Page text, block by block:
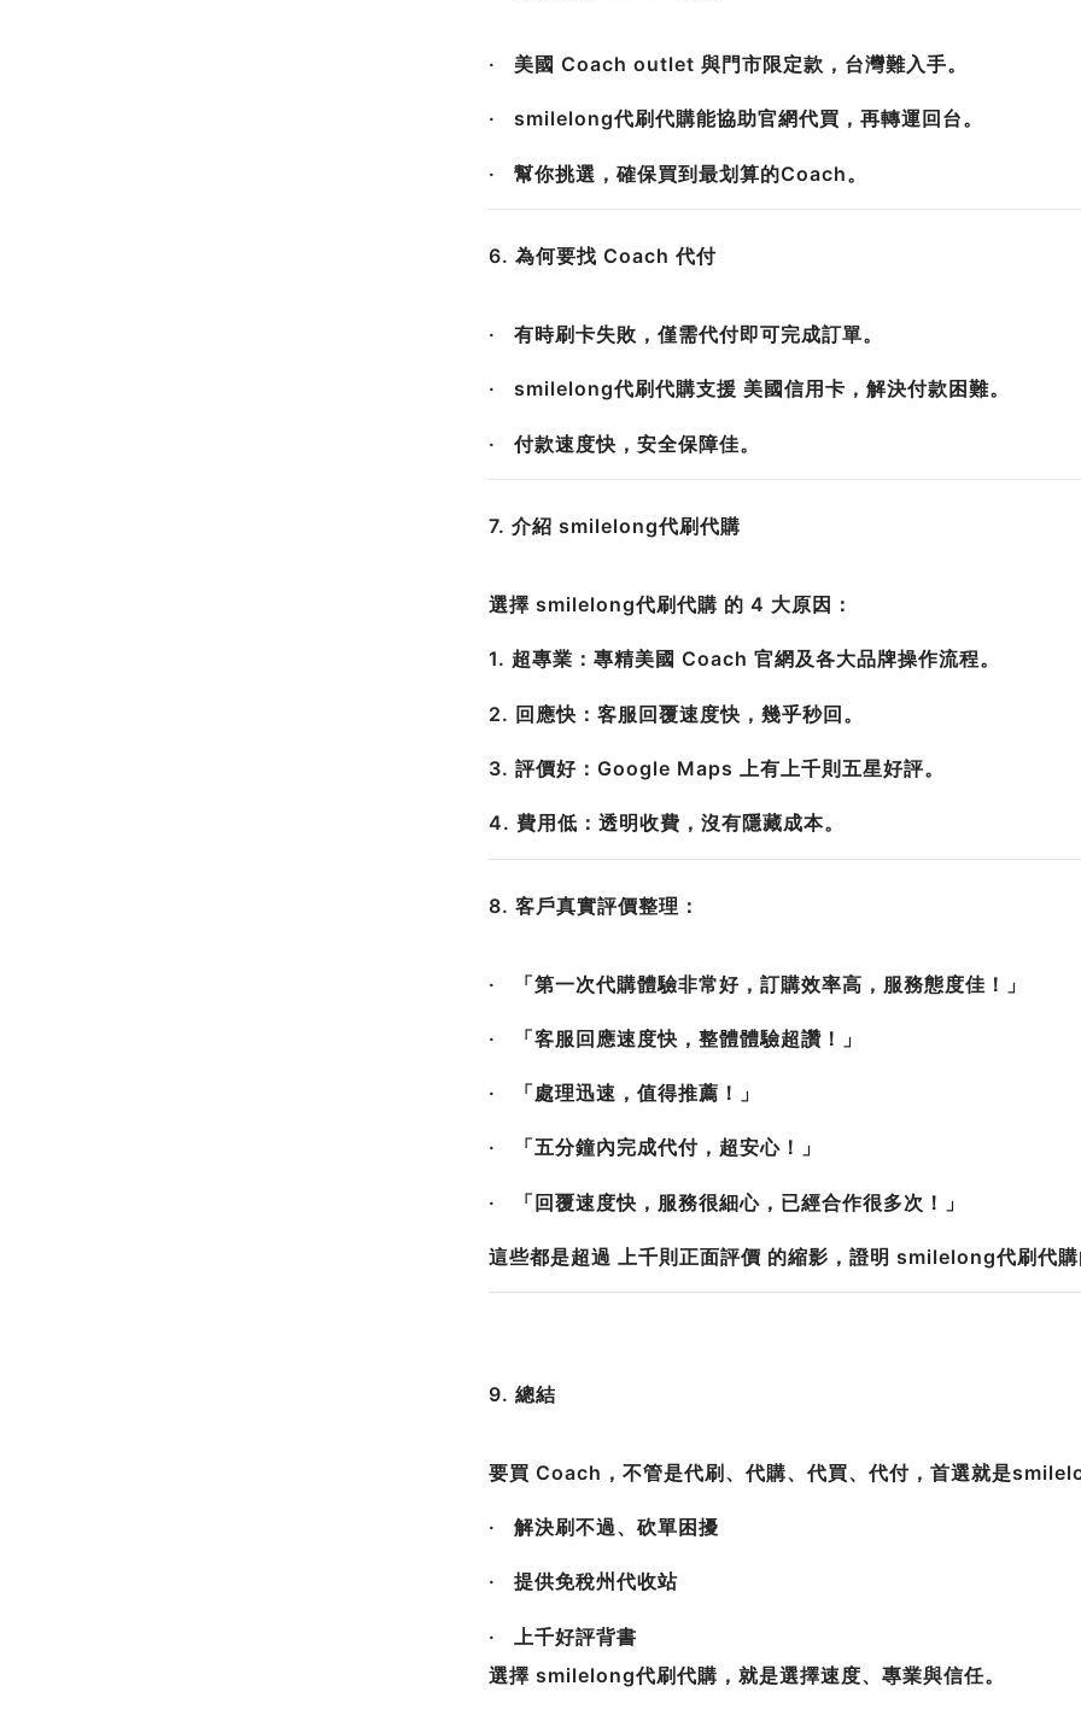
· 美國 Coach outlet 與門市限定款，台灣難入手。
· smilelong代刷代購能協助官網代買，再轉運回台。
· 幫你挑選，確保買到最划算的Coach。
6. 為何要找 Coach 代付
· 有時刷卡失敗，僅需代付即可完成訂單。
· smilelong代刷代購支援 美國信用卡，解決付款困難。
· 付款速度快，安全保障佳。
7. 介紹 smilelong代刷代購
選擇 smilelong代刷代購 的 4 大原因：
1. 超專業：專精美國 Coach 官網及各大品牌操作流程。
2. 回應快：客服回覆速度快，幾乎秒回。
3. 評價好：Google Maps 上有上千則五星好評。
4. 費用低：透明收費，沒有隱藏成本。
8. 客戶真實評價整理：
· 「第一次代購體驗非常好，訂購效率高，服務態度佳！」
· 「客服回應速度快，整體體驗超讚！」
· 「處理迅速，值得推薦！」
· 「五分鐘內完成代付，超安心！」
· 「回覆速度快，服務很細心，已經合作很多次！」
這些都是超過 上千則正面評價 的縮影，證明 smilelong代刷代
9. 總結
要買 Coach，不管是代刷、代購、代買、代付，首選就是
· 解決刷不過、砍單困擾
· 提供免稅州代收站
· 上千好評背書
選擇 smilelong代刷代購，就是選擇速度、專業與信任。